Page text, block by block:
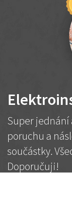
Super jednání
poruchu a
součástky.
Doporučuji!